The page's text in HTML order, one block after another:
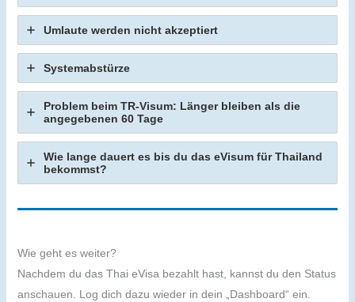
Umlaute werden nicht akzeptiert
Systemabstürze
Problem beim TR-Visum: Länger bleiben als die
angegebenen 60 Tage
Wie lange dauert es bis du das eVisum für Thailand
bekommst?
Wie geht es weiter?
Nachdem du das Thai eVisa bezahlt hast, kannst du den Status
anschauen. Log dich dazu wieder in dein „Dashboard“ ein.